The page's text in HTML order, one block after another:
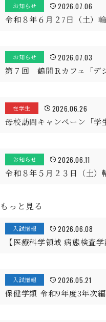
お知らせ 2026.07.06
令和８年６月２7日（土）
お知らせ 2026.07.03
第７回 鶴間Ｒカフェ「デ
在学生 2026.06.26
母校訪問キャンペーン「学
お知らせ 2026.06.11
令和８年５月２３日（土）
もっと見る
入試情報 2026.06.08
【医療科学領域 病態検査
入試情報 2026.05.21
保健学類 令和9年度3年次